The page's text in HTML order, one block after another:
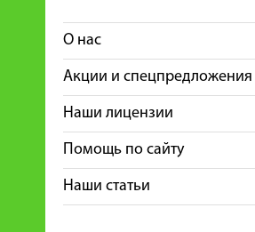
О нас
Акции и спецпредложения
Наши лицензии
Помощь по сайту
Наши статьи